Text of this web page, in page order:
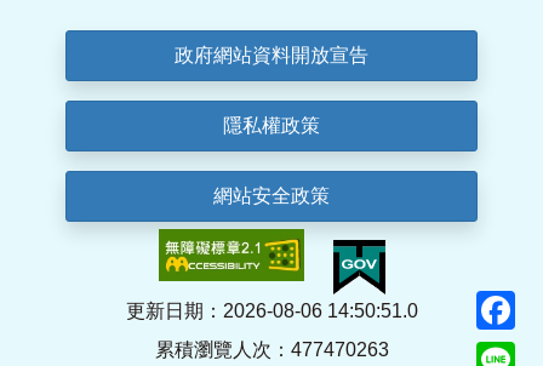
政府網站資料開放宣告
隱私權政策
網站安全政策
更新日期：2026-08-06 14:50:51.0
累積瀏覽人次：477470263